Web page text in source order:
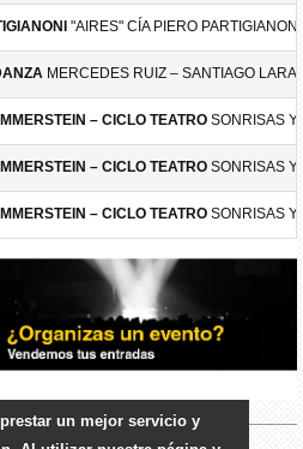
"AIRES" CÍA PIERO PARTIGIANONI
MERCEDES RUIZ – SANTIAGO LARA
– CICLO TEATRO SONRISAS Y
– CICLO TEATRO SONRISAS Y
– CICLO TEATRO SONRISAS Y
un mejor servicio y